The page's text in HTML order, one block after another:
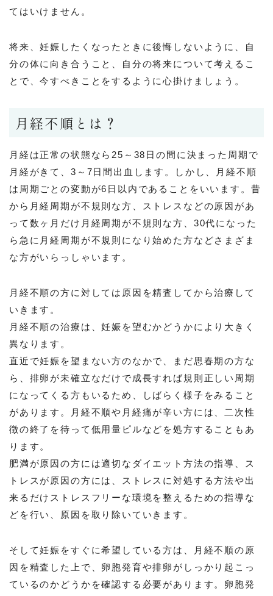
てはいけません。
将来、妊娠したくなったときに後悔しないように、自
分の体に向き合うこと、自分の将来について考えるこ
とで、今すべきことをするように心掛けましょう。
月経不順とは？
月経は正常の状態なら25～38日の間に決まった周期で
月経がきて、3～7日間出血します。しかし、月経不順
は周期ごとの変動が6日以内であることをいいます。昔
から月経周期が不規則な方、ストレスなどの原因があ
って数ヶ月だけ月経周期が不規則な方、30代になった
ら急に月経周期が不規則になり始めた方などさまざま
な方がいらっしゃいます。
月経不順の方に対しては原因を精査してから治療して
いきます。
月経不順の治療は、妊娠を望むかどうかにより大きく
異なります。
直近で妊娠を望まない方のなかで、まだ思春期の方な
ら、排卵が未確立なだけで成長すれば規則正しい周期
になってくる方もいるため、しばらく様子をみること
があります。月経不順や月経痛が辛い方には、二次性
徴の終了を待って低用量ピルなどを処方することもあ
ります。
肥満が原因の方には適切なダイエット方法の指導、ス
トレスが原因の方には、ストレスに対処する方法や出
来るだけストレスフリーな環境を整えるための指導な
どを行い、原因を取り除いていきます。
そして妊娠をすぐに希望している方は、月経不順の原
因を精査した上で、卵胞発育や排卵がしっかり起こっ
ているのかどうかを確認する必要があります。卵胞発